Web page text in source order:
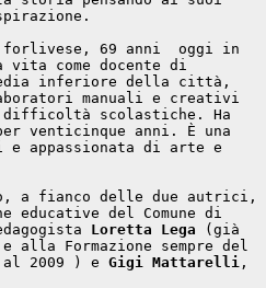
forlivese, 69 anni  oggi in
vita come docente di
inferiore della città,
manuali e creativi
difficoltà scolastiche. Ha
venticinque anni. È una
appassionata di arte e
a fianco delle due autrici,
del Comune di
Loretta Lega (già
Formazione sempre del
al 2009 ) e Gigi Mattarelli ,